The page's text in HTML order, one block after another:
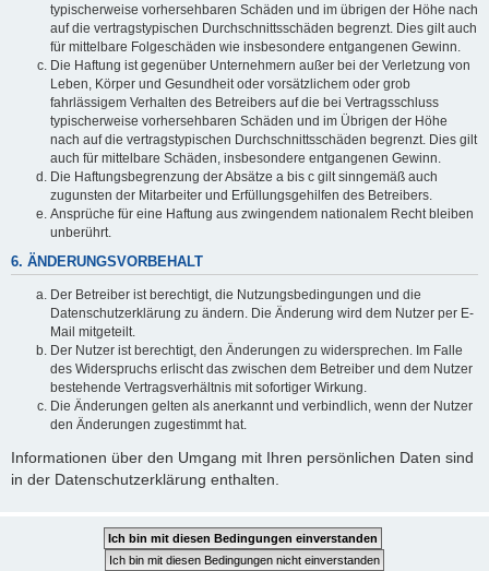
typischerweise vorhersehbaren Schäden und im übrigen der Höhe nach
auf die vertragstypischen Durchschnittsschäden begrenzt. Dies gilt auch
für mittelbare Folgeschäden wie insbesondere entgangenen Gewinn.
Die Haftung ist gegenüber Unternehmern außer bei der Verletzung von
Leben, Körper und Gesundheit oder vorsätzlichem oder grob
fahrlässigem Verhalten des Betreibers auf die bei Vertragsschluss
typischerweise vorhersehbaren Schäden und im Übrigen der Höhe
nach auf die vertragstypischen Durchschnittsschäden begrenzt. Dies gilt
auch für mittelbare Schäden, insbesondere entgangenen Gewinn.
Die Haftungsbegrenzung der Absätze a bis c gilt sinngemäß auch
zugunsten der Mitarbeiter und Erfüllungsgehilfen des Betreibers.
Ansprüche für eine Haftung aus zwingendem nationalem Recht bleiben
unberührt.
6. ÄNDERUNGSVORBEHALT
Der Betreiber ist berechtigt, die Nutzungsbedingungen und die
Datenschutzerklärung zu ändern. Die Änderung wird dem Nutzer per E-
Mail mitgeteilt.
Der Nutzer ist berechtigt, den Änderungen zu widersprechen. Im Falle
des Widerspruchs erlischt das zwischen dem Betreiber und dem Nutzer
bestehende Vertragsverhältnis mit sofortiger Wirkung.
Die Änderungen gelten als anerkannt und verbindlich, wenn der Nutzer
den Änderungen zugestimmt hat.
Informationen über den Umgang mit Ihren persönlichen Daten sind
in der Datenschutzerklärung enthalten.